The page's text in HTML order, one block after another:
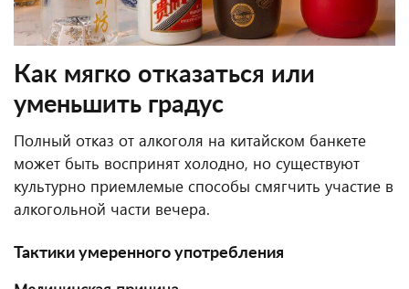
Как мягко отказаться или
уменьшить градус
Полный отказ от алкоголя на китайском банкете
может быть воспринят холодно, но существуют
культурно приемлемые способы смягчить участие в
алкогольной части вечера.
Тактики умеренного употребления